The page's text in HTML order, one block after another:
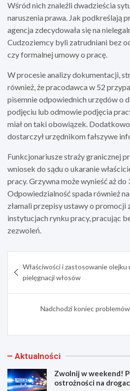
Wśród nich znaleźli dwadzieścia
naruszenia prawa. Jak podkreślają
agencja zdecydowała się na
Cudzoziemcy byli zatrudniani bez
czy formalnej umowy o pracę.
W procesie analizy dokumentacji,
również, że pracodawca w 52
pisemnie odpowiednich urzędów o
podjęciu lub odmowie podjęcia
miał on taki obowiązek.
dostarczył urzędnikom fałszywe
Funkcjonariusze straży granicznej
wniosek do sądu o ukaranie
pracy. Grzywna może wynieść aż do
Odpowiedzialność spada również
złamali przepisy ustawy o promocji
instytucjach rynku pracy, pracując
zezwoleń.
wpisu
Właściwości i zastosowanie
pielęgnacji włosów
Nadchodzi koniec
Aktualności
Zwolnij w weekend!
ostrożności na